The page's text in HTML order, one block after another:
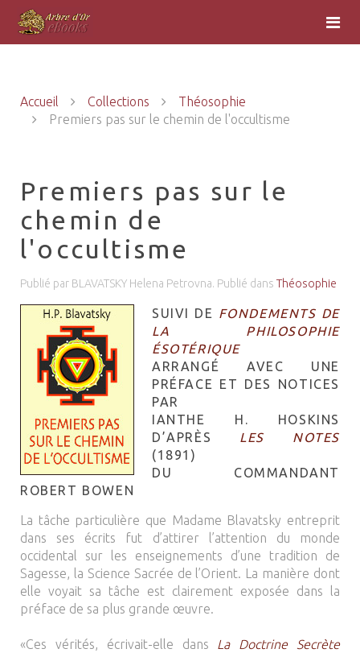
Accueil Collections
Théosophie
Premiers pas sur le chemin de l'occultisme
Premiers pas sur le
chemin de
l'occultisme
Publié par BLAVATSKY Helena Petrovna. Publié dans Théosophie
SUIVI DE FONDEMENTS DE
LA PHILOSOPHIE
ÉSOTÉRIQUE
ARRANGÉ AVEC UNE
PRÉFACE ET DES NOTICES
PAR
IANTHE H. HOSKINS
D’APRÈS LES NOTES
(1891)
DU COMMANDANT
ROBERT BOWEN
La tâche particulière que Madame Blavatsky entreprit
dans ses écrits fut d’attirer l’attention du monde
occidental sur les enseignements d’une tradition de
Sagesse, la Science Sacrée de l’Orient. La manière dont
elle voyait sa tâche est clairement exposée dans la
préface de sa plus grande œuvre.
«Ces vérités, écrivait-elle dans La Doctrine Secrète